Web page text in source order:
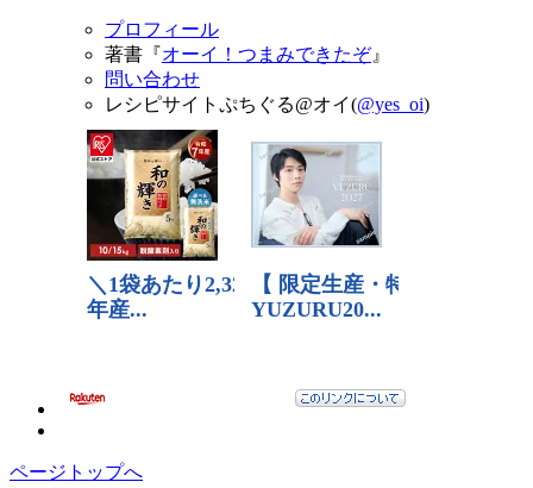
プロフィール
著書『オーイ！つまみできたぞ』
問い合わせ
レシピサイトぷちぐる@オイ(@yes_oi)
ページトップへ